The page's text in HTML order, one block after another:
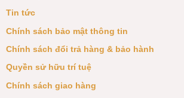
Tin tức
Chính sách bảo mật thông tin
Chính sách đổi trả hàng & bảo hành
Quyền sử hữu trí tuệ
Chính sách giao hàng